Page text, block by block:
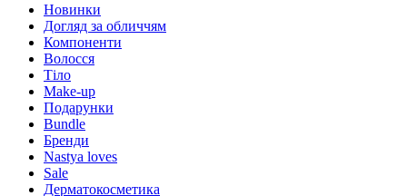
Новинки
Догляд за обличчям
Компоненти
Волосся
Тіло
Make-up
Подарунки
Bundle
Бренди
Nastya loves
Sale
Дерматокосметика